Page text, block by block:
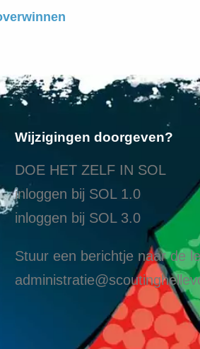
Wijzigingen doorgeven?
DOE HET ZELF IN SOL
inloggen bij SOL 1.0
inloggen bij SOL 3.0
Stuur een berichtje naar de